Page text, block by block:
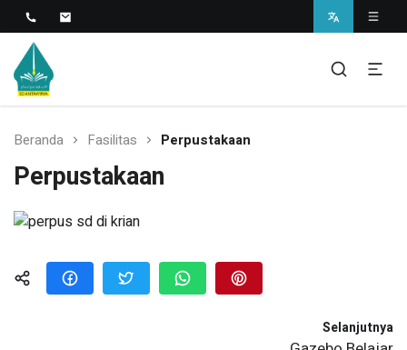
SD Antawirya
Islamic Javanese School
Beranda Fasilitas Perpustakaan
Perpustakaan
Selanjutnya